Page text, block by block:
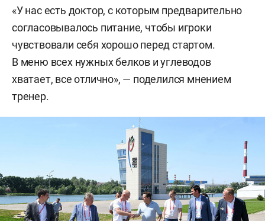
«У нас есть доктор, с которым предварительно
согласовывалось питание, чтобы игроки
чувствовали себя хорошо перед стартом.
В меню всех нужных белков и углеводов
хватает, все отлично», — поделился мнением
тренер.